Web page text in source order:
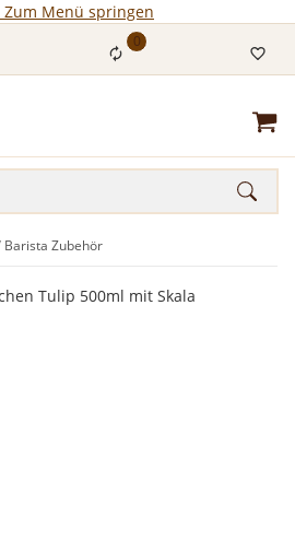
Zum Menü springen
0
Barista Zubehör